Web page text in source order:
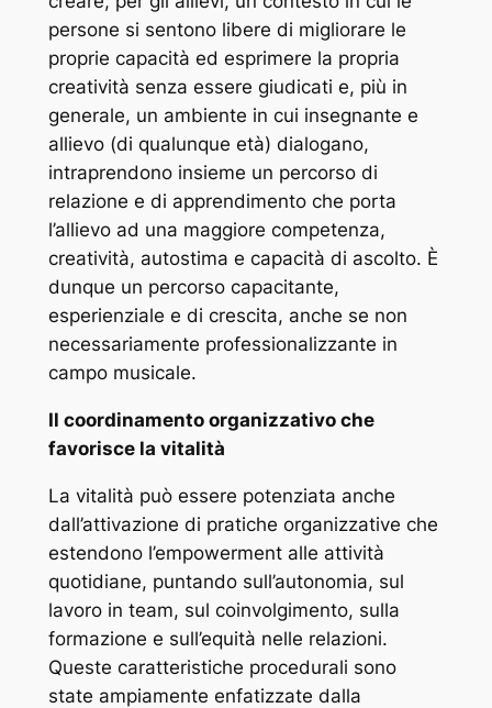
persone si sentono libere di migliorare le
proprie capacità ed esprimere la propria
creatività senza essere giudicati e, più in
generale, un ambiente in cui insegnante e
allievo (di qualunque età) dialogano,
intraprendono insieme un percorso di
relazione e di apprendimento che porta
l’allievo ad una maggiore competenza,
creatività, autostima e capacità di ascolto. È
dunque un percorso capacitante,
esperienziale e di crescita, anche se non
necessariamente professionalizzante in
campo musicale.
Il coordinamento organizzativo che
favorisce la vitalità
La vitalità può essere potenziata anche
dall’attivazione di pratiche organizzative che
estendono l’empowerment alle attività
quotidiane, puntando sull’autonomia, sul
lavoro in team, sul coinvolgimento, sulla
formazione e sull’equità nelle relazioni.
Queste caratteristiche procedurali sono
state ampiamente enfatizzate dalla